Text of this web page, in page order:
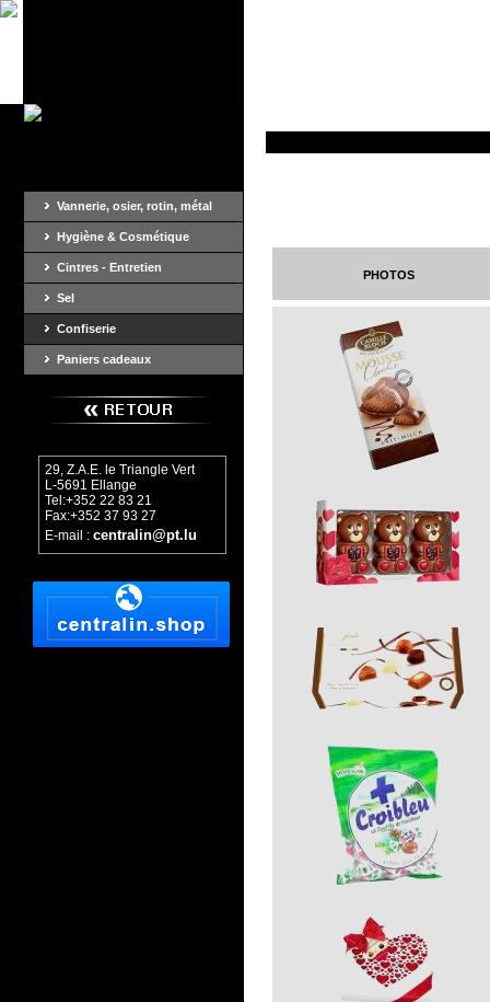
Vannerie, osier, rotin, métal
Hygiène & Cosmétique
Cintres - Entretien
Sel
Confiserie
Paniers cadeaux
29, Z.A.E. le Triangle Vert
L-5691 Ellange
Tel:+352 22 83 21
Fax:+352 37 93 27
E-mail : centralin@pt.lu
photos